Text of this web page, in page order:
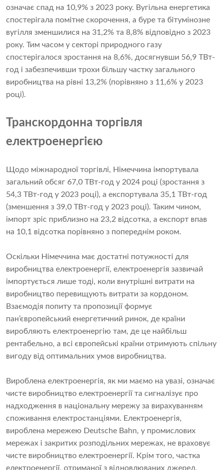
означає спад на 10,9% з 2023 року. Вугільна енергетика
спостерігала помітне скорочення, а буре та бітумінозне
вугілля зменшилися на 31,2% та 8,8% відповідно з 2023
року. Тим часом у секторі природного газу
спостерігалося зростання на 8,6%, досягнувши 56,9 ТВт-
год і забезпечивши трохи більшу частку загального
виробництва на рівні 13,2% (порівняно з 11,6% у 2023
році).
Транскордонна торгівля
електроенергією
Щодо міжнародної торгівлі, Німеччина імпортувала
загальний обсяг 67,0 ТВт-год у 2024 році (зростання з
54,3 ТВт-год у 2023 році), а експортувала 35,1 ТВт-год
(зменшення з 39,0 ТВт-год у 2023 році). Таким чином,
імпорт зріс приблизно на 23,2 відсотка, а експорт впав
на 10,1 відсотка порівняно з попереднім роком.
Оскільки Німеччина має достатні потужності для
виробництва електроенергії, електроенергія зазвичай
імпортується лише тоді, коли внутрішні витрати на
виробництво перевищують витрати за кордоном.
Взаємодія попиту та пропозиції формує
пан’європейський енергетичний ринок, де країни
виробляють електроенергію там, де це найбільш
рентабельно, а всі європейські країни отримують спільну
вигоду від оптимальних умов виробництва.
Вироблена електроенергія, як ми маємо на увазі, означає
чисте виробництво електроенергії та сигналізує про
надходження в національну мережу за вирахуванням
споживання електростанціями. Електроенергія,
вироблена мережею Deutsche Bahn, у промислових
мережах і закритих розподільних мережах, не враховує
чисте виробництво електроенергії. Крім того, частка
електроенергії, отриманої з відновлюваних джерел,